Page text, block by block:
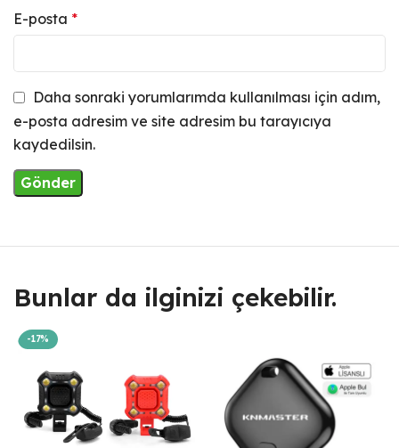
E-posta *
Daha sonraki yorumlarımda kullanılması için adım,
e-posta adresim ve site adresim bu tarayıcıya
kaydedilsin.
Bunlar da ilginizi çekebilir.
-17%